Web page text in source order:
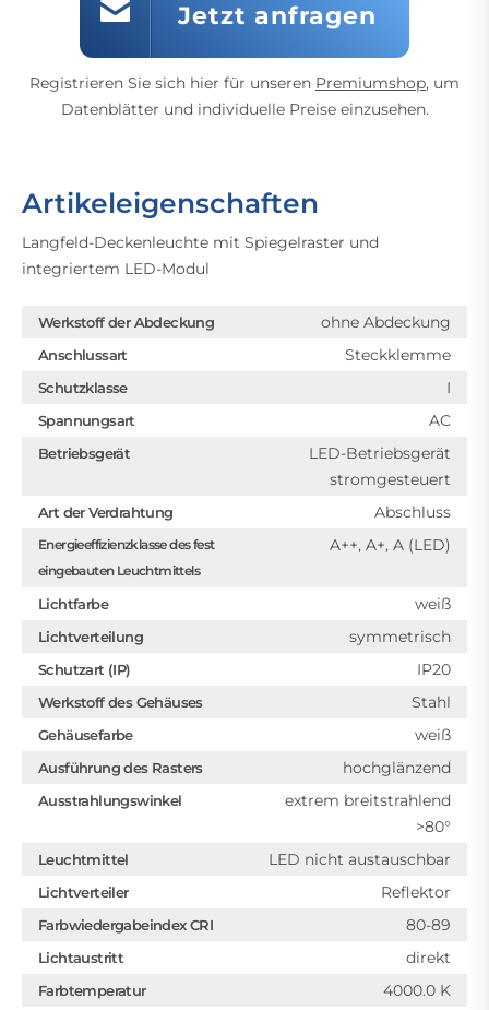
Jetzt anfragen
Registrieren Sie sich hier für unseren Premiumshop, um
Datenblätter und individuelle Preise einzusehen.
Artikeleigenschaften
Langfeld-Deckenleuchte mit Spiegelraster und
integriertem LED-Modul
Werkstoff der Abdeckung ohne Abdeckung
Anschlussart Steckklemme
Schutzklasse I
Spannungsart AC
Betriebsgerät
LED-Betriebsgerät
stromgesteuert
Art der Verdrahtung Abschluss
Energieeffizienzklasse des fest
eingebauten Leuchtmittels
A++, A+, A (LED)
Lichtfarbe weiß
Lichtverteilung symmetrisch
Schutzart (IP) IP20
Werkstoff des Gehäuses Stahl
Gehäusefarbe weiß
Ausführung des Rasters hochglänzend
Ausstrahlungswinkel
extrem breitstrahlend
>80°
Leuchtmittel LED nicht austauschbar
Lichtverteiler Reflektor
Farbwiedergabeindex CRI 80-89
Lichtaustritt direkt
Farbtemperatur 4000.0 K